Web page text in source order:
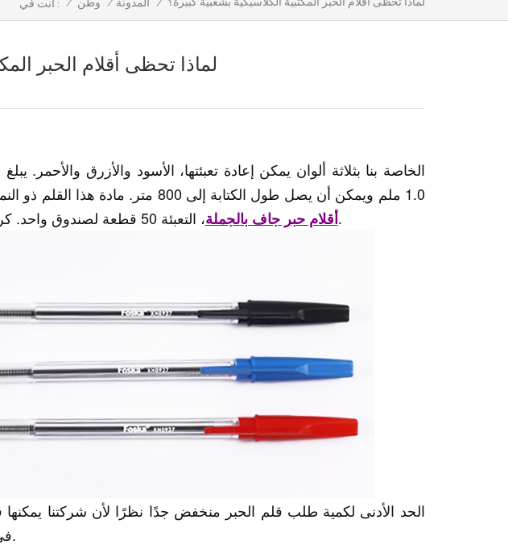
أنت في :
لماذا تحظى أقلام الحبر
1.0 ملم ويمكن أن يصل طول الكتابة إلى 800 متر. مادة هذا القلم ذو النمط الكلاسيكي هي من البلاستيك. متعلق
أقلام حبر جاف بالجملة، التعبئة 50 قطعة لصندوق واحد. كرتون واحد لديه 4000 قطعة لهذا الغرض.
الحد الأدنى لكمية طلب قلم الحبر منخفض جدًا نظرًا لأن شركتنا
في غضون 3-7 أيام لأن لدينا مخزون جاهز.